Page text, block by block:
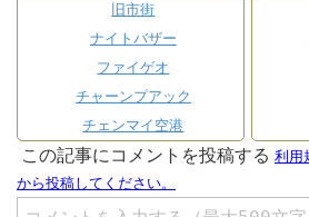
旧市街
ナイトバザー
ファイゲオ
チャーンプアック
チェンマイ空港